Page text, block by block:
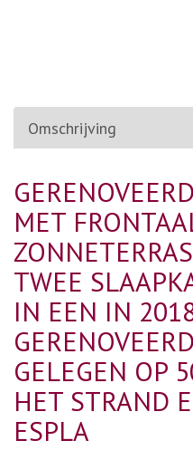
Omschrijving
MET
TWEE
IN EEN IN
GELEGEN OP
HET STRAND
ESPLA